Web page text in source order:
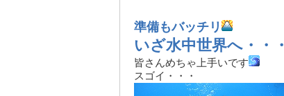
準備もバッチリ
いざ水中世界へ・・・
皆さんめちゃ上手いです
スゴイ・・・